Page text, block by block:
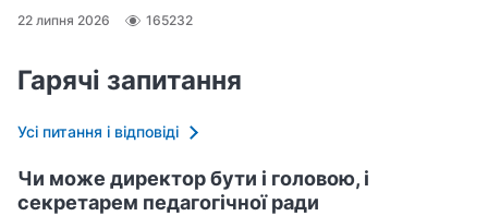
22 липня 2026 165232
Гарячі запитання
Усі питання і відповіді
Чи може директор бути і головою, і
секретарем педагогічної ради